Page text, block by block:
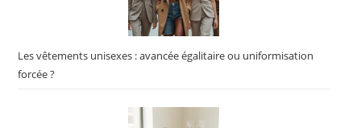
Les vêtements unisexes : avancée égalitaire ou uniformisation
forcée ?